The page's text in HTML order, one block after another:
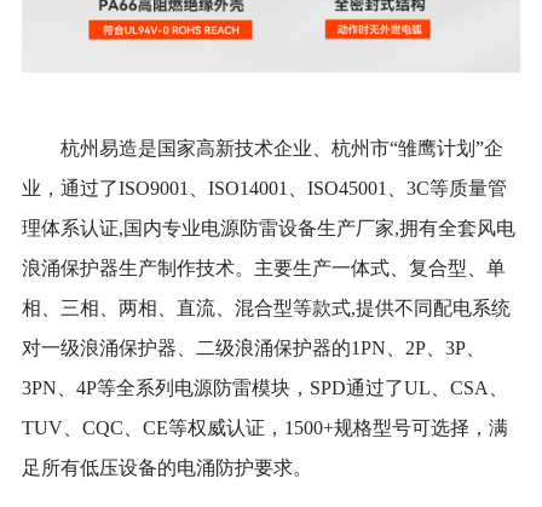
杭州易造是国家高新技术企业、杭州市“雏鹰计划”企
业，通过了ISO9001、ISO14001、ISO45001、3C等质量管
理体系认证,国内专业电源防雷设备生产厂家,拥有全套风电
浪涌保护器生产制作技术。主要生产一体式、复合型、单
相、三相、两相、直流、混合型等款式,提供不同配电系统
对一级浪涌保护器、二级浪涌保护器的1PN、2P、3P、
3PN、4P等全系列电源防雷模块，SPD通过了UL、CSA、
TUV、CQC、CE等权威认证，1500+规格型号可选择，满
足所有低压设备的电涌防护要求。